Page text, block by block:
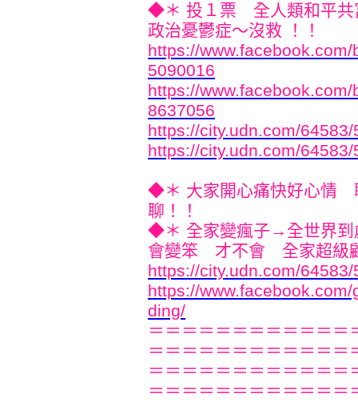
◆＊ 投１票 全人類和平共
政治憂鬱症～沒救 ！！
https://
5090016
https://
8637056
https://city.udn.com/
https://city.udn.com/
◆＊ 大家開心痛快好心情
聊！！
◆＊ 全家變瘋子→全世界
會變笨 才不會 全家超級
https://city.udn.com/
https://
ding/
＝＝＝＝＝＝＝＝＝＝＝＝
＝＝＝＝＝＝＝＝＝＝＝＝
＝＝＝＝＝＝＝＝＝＝＝＝
＝＝＝＝＝＝＝＝＝＝＝＝